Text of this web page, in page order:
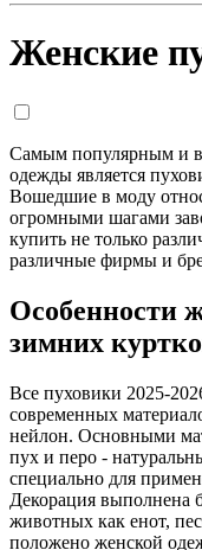
Женские
Самым популярным и
одежды является
Вошедшие в моду
огромными шагами
купить не только
различные фирмы и
Особенности
зимних
Все пуховики 2025-
современных
нейлон. Основными
пух и перо -
специально для
Декорация выполнена
животных как енот,
положено женской